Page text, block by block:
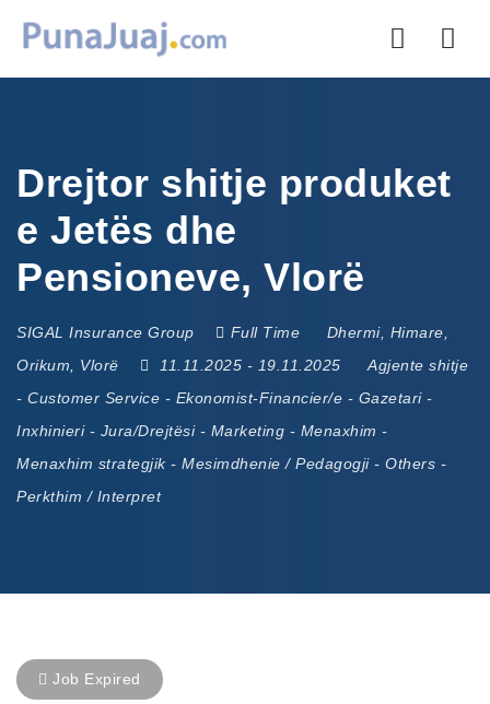
Drejtor shitje produket
e Jetës dhe
Pensioneve, Vlorë
SIGAL Insurance Group Full Time Dhermi, Himare
Orikum
Vlorë 11.11.2025 - 19.11.2025
Agjente shitje
- Customer Service - Ekonomist-Financier/e - Gazetari-
Inxhinieri- Jura/Drejtësi- Marketing - Menaxhim -
Menaxhim strategjik- Mesimdhenie / Pedagogji- Others -
Perkthim / Interpret
Job Expired